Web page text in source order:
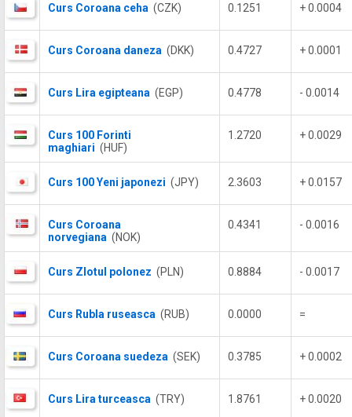
Curs Coroana ceha (CZK) 0.1251 + 0.0004
Curs Coroana daneza (DKK) 0.4727 + 0.0001
Curs Lira egipteana (EGP) 0.4778 - 0.0014
Curs 100 Forinti
maghiari (HUF)
1.2720 + 0.0029
Curs 100 Yeni japonezi (JPY) 2.3603 + 0.0157
Curs Coroana
norvegiana (NOK)
0.4341 - 0.0016
Curs Zlotul polonez (PLN) 0.8884 - 0.0017
Curs Rubla ruseasca (RUB) 0.0000 =
Curs Coroana suedeza (SEK) 0.3785 + 0.0002
Curs Lira turceasca (TRY) 1.8761 + 0.0020